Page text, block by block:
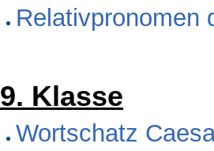
Relativpronomen
9. Klasse
Wortschatz